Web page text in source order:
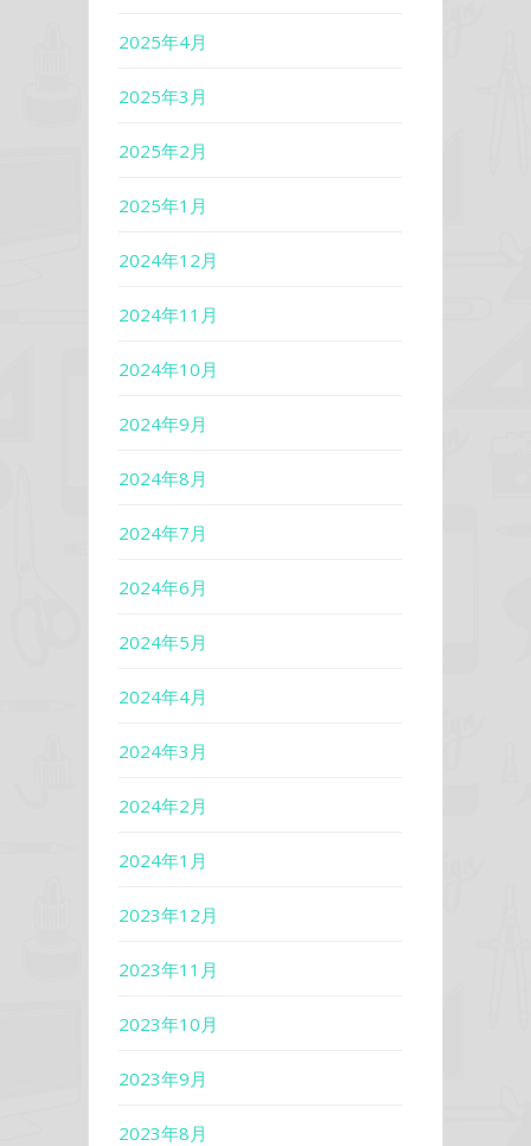
2025年4月
2025年3月
2025年2月
2025年1月
2024年12月
2024年11月
2024年10月
2024年9月
2024年8月
2024年7月
2024年6月
2024年5月
2024年4月
2024年3月
2024年2月
2024年1月
2023年12月
2023年11月
2023年10月
2023年9月
2023年8月